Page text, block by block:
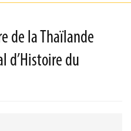
de la Thaïlande
d’Histoire du